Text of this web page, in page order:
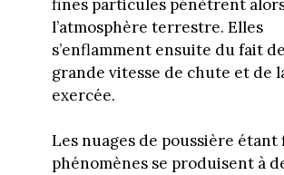
fines particules pénètrent
l’atmosphère terrestre. Elles
s’enflamment ensuite du fait
grande vitesse de chute et de
exercée.
Les nuages de poussière étant
phénomènes se produisent à